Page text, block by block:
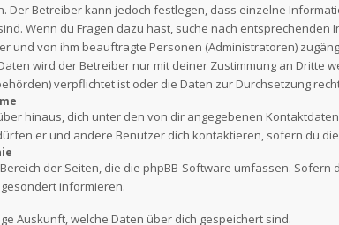
Der Betreiber kann jedoch festlegen, dass einzelne
Wenn du Fragen dazu hast, suche nach
und von ihm beauftragte Personen (Administratoren)
wird der Betreiber nur mit deiner Zustimmung an Dritte
verpflichtet ist oder die Daten zur Durchsetzung
hinaus, dich unter den von dir angegebenen
er und andere Benutzer dich kontaktieren, sofern du
der Seiten, die die phpBB-Software umfassen.
informieren.
Auskunft, welche Daten über dich gespeichert sind.